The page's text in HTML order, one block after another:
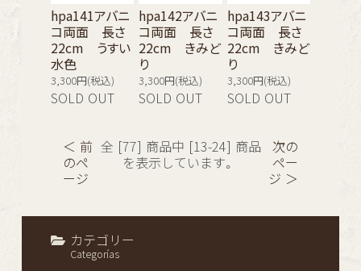
カテゴリー
Categorías
hpa141アバニ
コ両面 長さ
22cm うすい
水色
3,300円(税込)
SOLD OUT
hpa142アバニ
コ両面 長さ
22cm きみど
り
3,300円(税込)
SOLD OUT
hpa143アバニ
コ両面 長さ
22cm きみど
り
3,300円(税込)
SOLD OUT
＜ 前
のペ
ージ
全 [77] 商品中 [13-24] 商品
を表示しています。
次の
ペー
ジ ＞